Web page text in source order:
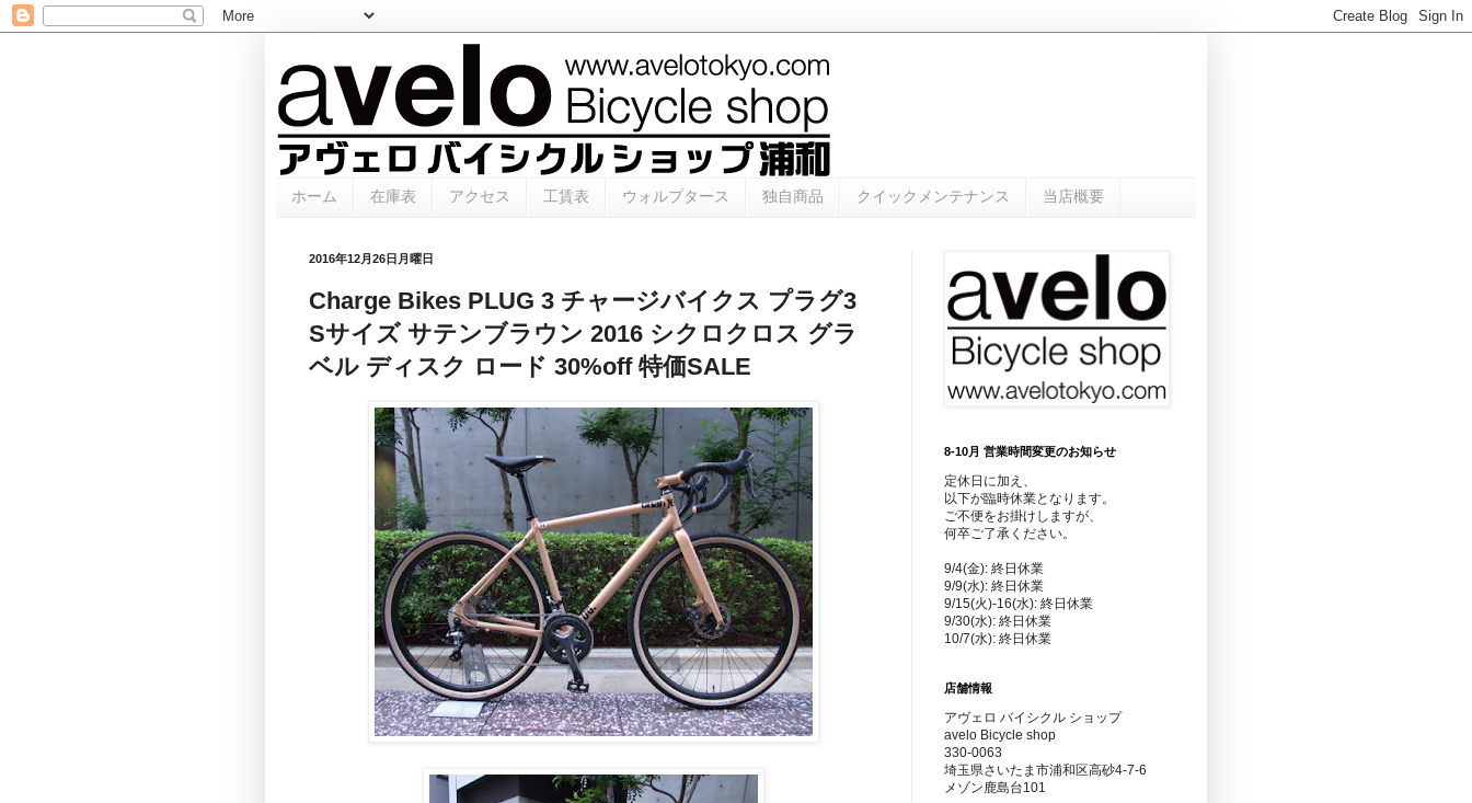
ホーム 在庫表 アクセス 工賃表 ウォルプタース 独自商品 クイックメンテナンス 当店概要
2016年12月26日月曜日
Charge Bikes PLUG 3 チャージバイクス プラグ3
Sサイズ サテンブラウン 2016 シクロクロス グラ
ベル ディスク ロード 30%off 特価SALE
8-10月 営業時間変更のお知らせ
定休日に加え、
以下が臨時休業となります。
ご不便をお掛けしますが、
何卒ご了承ください。
9/4(金): 終日休業
9/9(水): 終日休業
9/15(火)-16(水): 終日休業
9/30(水): 終日休業
10/7(水): 終日休業
店舗情報
アヴェロ バイシクル ショップ
avelo Bicycle shop
330-0063
埼玉県さいたま市浦和区高砂4-7-6
メゾン鹿島台101